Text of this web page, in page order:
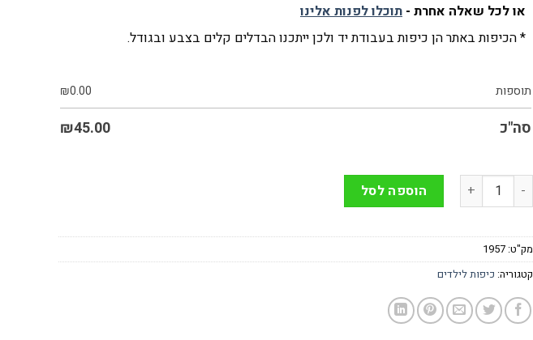
או לכל שאלה אחרת - תוכלו לפנות אלינו
* הכיפות באתר הן כיפות בעבודת יד ולכן ייתכנו הבדלים קלים בצבע ובגודל.
תוספות ₪0.00
סה"כ ₪45.00
כמות של כיפה בד לילדים בצבע שחור דוגמת " חורים " כולל קליפס פנימי
הוספה לסל
מק"ט: 1957
קטגוריה: כיפות לילדים